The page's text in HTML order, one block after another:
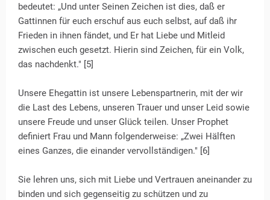
bedeutet: „Und unter Seinen Zeichen ist dies, daß er
Gattinnen für euch erschuf aus euch selbst, auf daß ihr
Frieden in ihnen fändet, und Er hat Liebe und Mitleid
zwischen euch gesetzt. Hierin sind Zeichen, für ein Volk,
das nachdenkt." [5]
Unsere Ehegattin ist unsere Lebenspartnerin, mit der wir
die Last des Lebens, unseren Trauer und unser Leid sowie
unsere Freude und unser Glück teilen. Unser Prophet
definiert Frau und Mann folgenderweise: „Zwei Hälften
eines Ganzes, die einander vervollständigen." [6]
Sie lehren uns, sich mit Liebe und Vertrauen aneinander zu
binden und sich gegenseitig zu schützen und zu